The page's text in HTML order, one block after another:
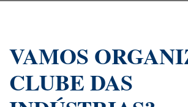
VAMOS
CLUBE DAS